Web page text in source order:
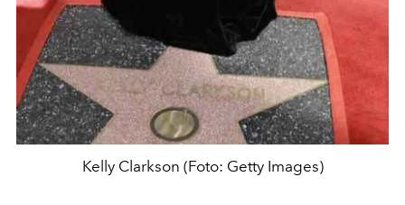
Kelly Clarkson (Foto: Getty Images)